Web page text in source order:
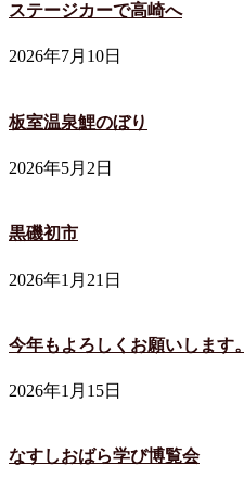
ステージカーで高崎へ
2026年7月10日
板室温泉鯉のぼり
2026年5月2日
黒磯初市
2026年1月21日
今年もよろしくお願いします。
2026年1月15日
なすしおばら学び博覧会